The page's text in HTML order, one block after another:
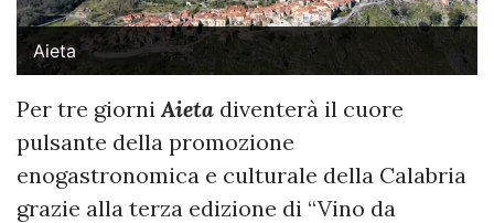
Aieta
Per tre giorni Aieta diventerà il cuore
pulsante della promozione
enogastronomica e culturale della Calabria
grazie alla terza edizione di “Vino da